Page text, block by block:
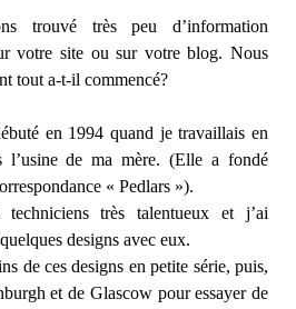
trouvé très peu d’information
votre site ou sur votre blog. Nous
tout a-t-il commencé?
en 1994 quand je travaillais en
l’usine de ma mère. (Elle a fondé
« Pedlars »).
très talentueux et j’ai
designs avec eux.
de ces designs en petite série, puis,
et de Glascow pour essayer de